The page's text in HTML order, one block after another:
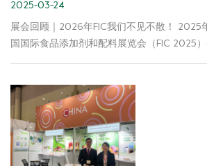
2025-03-24
展会回顾｜2026年FIC我们不见不散！ 2025
国国际食品添加剂和配料展览会（FIC 2025
3F20/3G21 展会地点：中国上海，国际博览中
2025.3.17-19 诚挚感谢新老客户的到来与支持
求，欢迎随时与我们沟通交流，绿新团队可为
决方案。我们期待与各位客户在未来拥有更为
您共同开创美好的未来。 欢迎关注我们！ 集